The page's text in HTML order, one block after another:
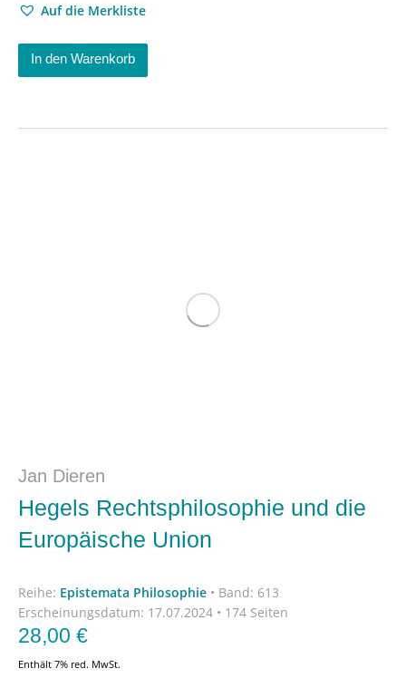
Auf die Merkliste
In den Warenkorb
Jan Dieren
Hegels Rechtsphilosophie und die
Europäische Union
Reihe: Epistemata Philosophie • Band: 613
Erscheinungsdatum: 17.07.2024 • 174 Seiten
28,00 €
Enthält 7% red. MwSt.